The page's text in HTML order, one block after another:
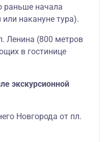
раньше начала
накануне тура).
Ленина (800 метров
в гостинице
экскурсионной
Новгорода от пл.